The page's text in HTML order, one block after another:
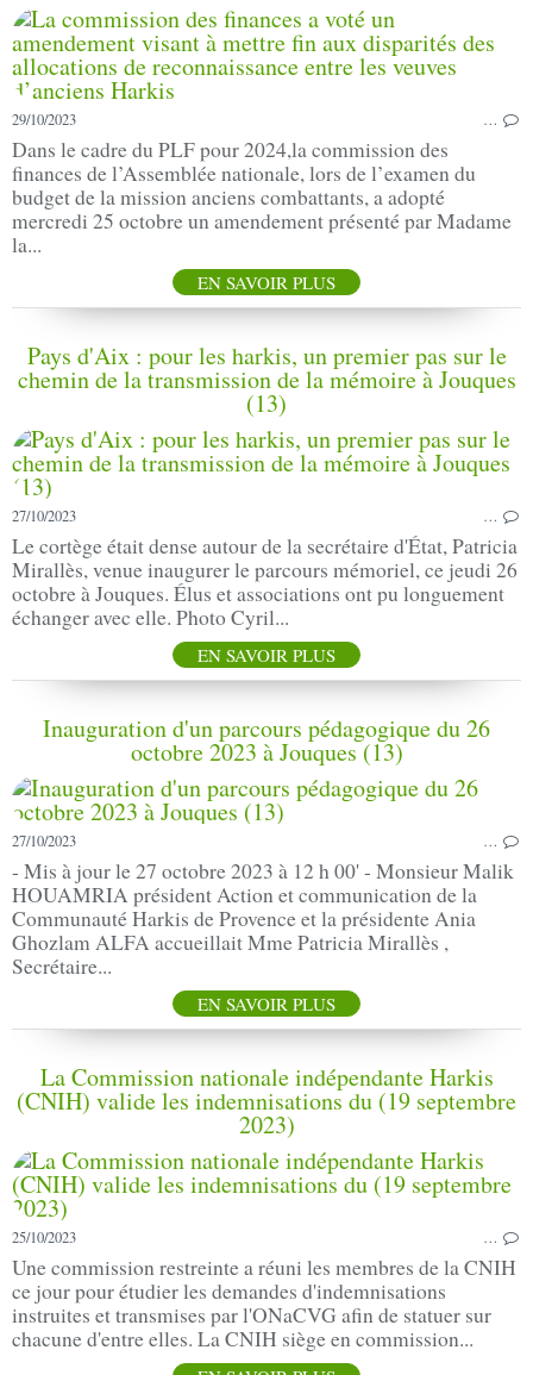
29/10/2023 …
Dans le cadre du PLF pour 2024,la commission des
finances de l’Assemblée nationale, lors de l’examen du
budget de la mission anciens combattants, a adopté
mercredi 25 octobre un amendement présenté par Madame
la...
EN SAVOIR PLUS
Pays d'Aix : pour les harkis, un premier pas sur le
chemin de la transmission de la mémoire à Jouques
(13)
27/10/2023 …
Le cortège était dense autour de la secrétaire d'État, Patricia
Mirallès, venue inaugurer le parcours mémoriel, ce jeudi 26
octobre à Jouques. Élus et associations ont pu longuement
échanger avec elle. Photo Cyril...
EN SAVOIR PLUS
Inauguration d'un parcours pédagogique du 26
octobre 2023 à Jouques (13)
27/10/2023 …
- Mis à jour le 27 octobre 2023 à 12 h 00' - Monsieur Malik
HOUAMRIA président Action et communication de la
Communauté Harkis de Provence et la présidente Ania
Ghozlam ALFA accueillait Mme Patricia Mirallès ,
Secrétaire...
EN SAVOIR PLUS
La Commission nationale indépendante Harkis
(CNIH) valide les indemnisations du (19 septembre
2023)
25/10/2023 …
Une commission restreinte a réuni les membres de la CNIH
ce jour pour étudier les demandes d'indemnisations
instruites et transmises par l'ONaCVG afin de statuer sur
chacune d'entre elles. La CNIH siège en commission...